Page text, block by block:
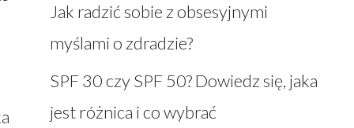
Jak radzić sobie z obsesyjnymi
myślami o zdradzie?
SPF 30 czy SPF 50? Dowiedz się, jaka
jest różnica i co wybrać